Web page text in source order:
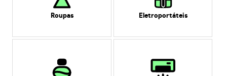
Roupas Eletroportáteis